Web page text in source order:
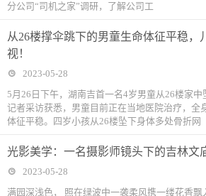
分公司“司机之家”调研，了解公司工
从26楼撑伞跳下的男童生命体征平稳，
视！
2023-05-28
5月26日下午，湖南吉首一名4岁男童从26楼家中
记者采访获悉，男童目前正在当地医院治疗，全
体征平稳。四岁小孩从26楼坠下身体多处骨折网
光影美学：一名摄影师镜头下的吉林文
2023-05-28
满园深浅色， 照在绿波中一袭柔风携一缕花香